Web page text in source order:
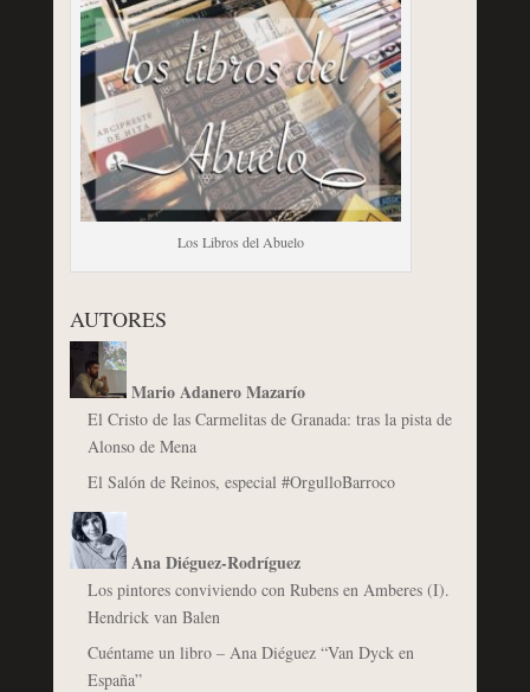
Los Libros del Abuelo
AUTORES
Mario Adanero Mazarío
El Cristo de las Carmelitas de Granada: tras la pista de
Alonso de Mena
El Salón de Reinos, especial #OrgulloBarroco
Ana Diéguez-Rodríguez
Los pintores conviviendo con Rubens en Amberes (I).
Hendrick van Balen
Cuéntame un libro – Ana Diéguez “Van Dyck en
España”